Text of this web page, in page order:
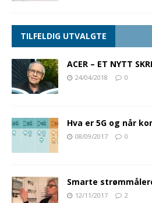
TILFELDIG UTVALGTE
ACER – ET NYTT
24/04/2018 0
Hva er 5G og når
08/09/2017 0
Smarte
12/11/2017 2